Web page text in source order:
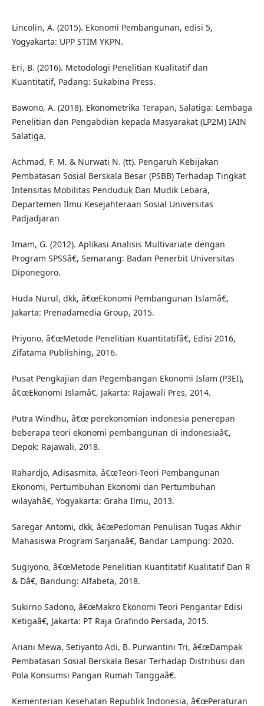
Lincolin, A. (2015). Ekonomi Pembangunan, edisi 5,
Yogyakarta: UPP STIM YKPN.
Eri, B. (2016). Metodologi Penelitian Kualitatif dan
Kuantitatif, Padang: Sukabina Press.
Bawono, A. (2018). Ekonometrika Terapan, Salatiga: Lembaga
Penelitian dan Pengabdian kepada Masyarakat (LP2M) IAIN
Salatiga.
Achmad, F. M. & Nurwati N. (tt). Pengaruh Kebijakan
Pembatasan Sosial Berskala Besar (PSBB) Terhadap Tingkat
Intensitas Mobilitas Penduduk Dan Mudik Lebara,
Departemen Ilmu Kesejahteraan Sosial Universitas
Padjadjaran
Imam, G. (2012). Aplikasi Analisis Multivariate dengan
Program SPSSâ€, Semarang: Badan Penerbit Universitas
Diponegoro.
Huda Nurul, dkk, â€œEkonomi Pembangunan Islamâ€,
Jakarta: Prenadamedia Group, 2015.
Priyono, â€œMetode Penelitian Kuantitatifâ€, Edisi 2016,
Zifatama Publishing, 2016.
Pusat Pengkajian dan Pegembangan Ekonomi Islam (P3EI),
â€œEkonomi Islamâ€, Jakarta: Rajawali Pres, 2014.
Putra Windhu, â€œ perekonomian indonesia penerepan
beberapa teori ekonomi pembangunan di indonesiaâ€,
Depok: Rajawali, 2018.
Rahardjo, Adisasmita, â€œTeori-Teori Pembangunan
Ekonomi, Pertumbuhan Ekonomi dan Pertumbuhan
wilayahâ€, Yogyakarta: Graha Ilmu, 2013.
Saregar Antomi, dkk, â€œPedoman Penulisan Tugas Akhir
Mahasiswa Program Sarjanaâ€, Bandar Lampung: 2020.
Sugiyono, â€œMetode Penelitian Kuantitatif Kualitatif Dan R
& Dâ€, Bandung: Alfabeta, 2018.
Sukirno Sadono, â€œMakro Ekonomi Teori Pengantar Edisi
Ketigaâ€, Jakarta: PT Raja Grafindo Persada, 2015.
Ariani Mewa, Setiyanto Adi, B. Purwantini Tri, â€œDampak
Pembatasan Sosial Berskala Besar Terhadap Distribusi dan
Pola Konsumsi Pangan Rumah Tanggaâ€.
Kementerian Kesehatan Republik Indonesia, â€œPeraturan